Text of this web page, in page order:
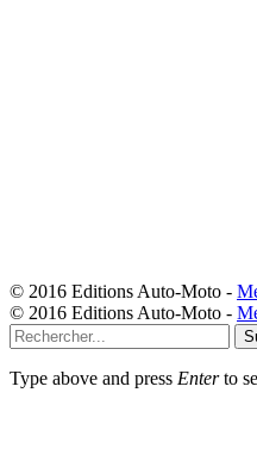
© 2016 Editions Auto-Moto -
© 2016 Editions Auto-Moto -
Type above and press Enterto